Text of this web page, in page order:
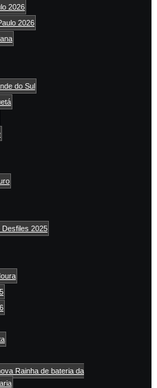
2026
2026
do Sul
Desfiles 2025
Rainha de bateria da